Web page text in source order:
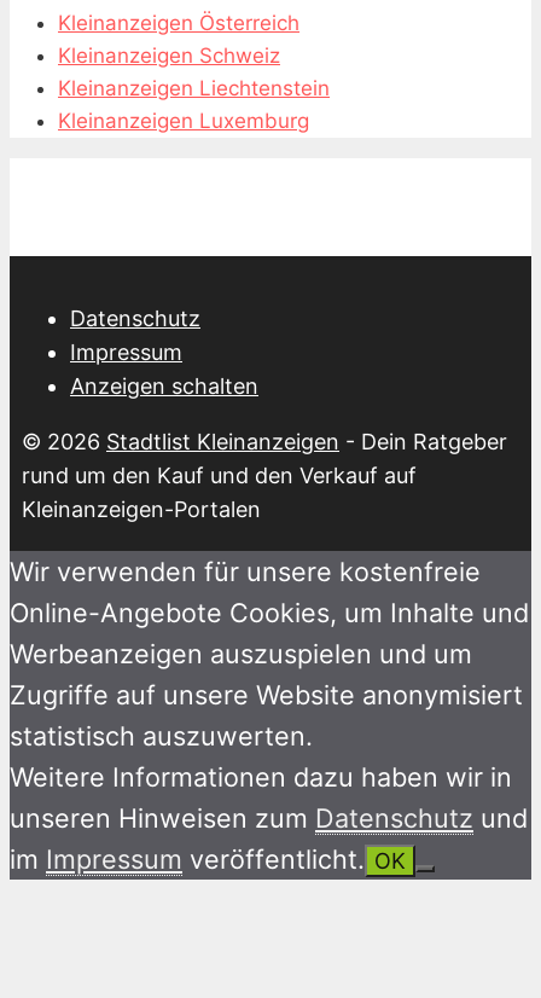
Kleinanzeigen Österreich
Kleinanzeigen Schweiz
Kleinanzeigen Liechtenstein
Kleinanzeigen Luxemburg
Datenschutz
Impressum
Anzeigen schalten
© 2026 Stadtlist Kleinanzeigen - Dein Ratgeber
rund um den Kauf und den Verkauf auf
Kleinanzeigen-Portalen
Wir verwenden für unsere kostenfreie
Online-Angebote Cookies, um Inhalte und
Werbeanzeigen auszuspielen und um
Zugriffe auf unsere Website anonymisiert
statistisch auszuwerten.
Weitere Informationen dazu haben wir in
unseren Hinweisen zum Datenschutz und
im Impressum veröffentlicht. OK